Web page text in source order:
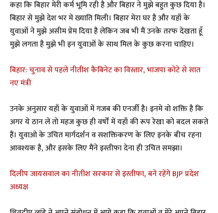
कहा कि बिहार मेरी कर्म भूमि रही है और बिहार ने मुझे बहुत कुछ दिया है।
बिहार से मुझे देश भर में ख्याति मिली। बिहार मेरा घर है और यहाँ के
युवाओं ने मुझे असीम प्रेम दिया है लेकिन जब भी मैं उनके तरफ देखता हूँ
मुझे लगता है मुझे भी इन युवाओं के साथ मिल के कुछ करना चाहिए।
बिहार: चुनाव से पहले नीतीश कैबिनेट का विस्तार, भाजपा कोटे से सात
नए मंत्री
उनके अनुसार यहाँ के युवाओं में गजब की एनर्जी है। इनमे वो शक्ति है कि
अगर ये ठान लें तो महज कुछ ही वर्षों में यहाँ की रूप रेखा को बदल सकते
हैं। युवाओ के उचित मार्गदर्शन व सशक्तिकरण के लिए इनके बीच रहना
आवश्यक है, और इसके लिए मैंने इस्तीफा देना ही उचित समझा।
दिलीप जायसवाल का नीतीश सरकार से इस्तीफा, बने रहेंगे BJP प्रदेश
अध्यक्ष